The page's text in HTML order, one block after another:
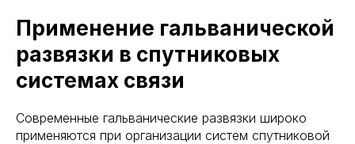
Применение гальванической
развязки в спутниковых
системах связи
Современные гальванические развязки широко
применяются при организации систем спутниковой